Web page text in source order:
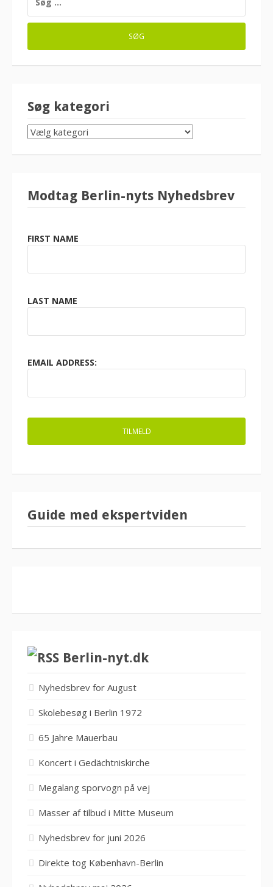
EFTER:
Søg kategori
SØG
Modtag Berlin-nyts Nyhedsbrev
FIRST NAME
LAST NAME
EMAIL ADDRESS:
Guide med ekspertviden
Berlin-nyt.dk
Nyhedsbrev for August
Skolebesøg i Berlin 1972
65 Jahre Mauerbau
Koncert i Gedächtniskirche
Megalang sporvogn på vej
Masser af tilbud i Mitte Museum
Nyhedsbrev for juni 2026
Direkte tog København-Berlin